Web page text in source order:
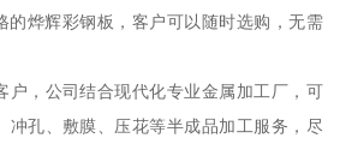
的烨辉彩钢板，客户可以随时选购，无需
户，公司结合现代化专业金属加工厂，可
冲孔、敷膜、压花等半成品加工服务，尽